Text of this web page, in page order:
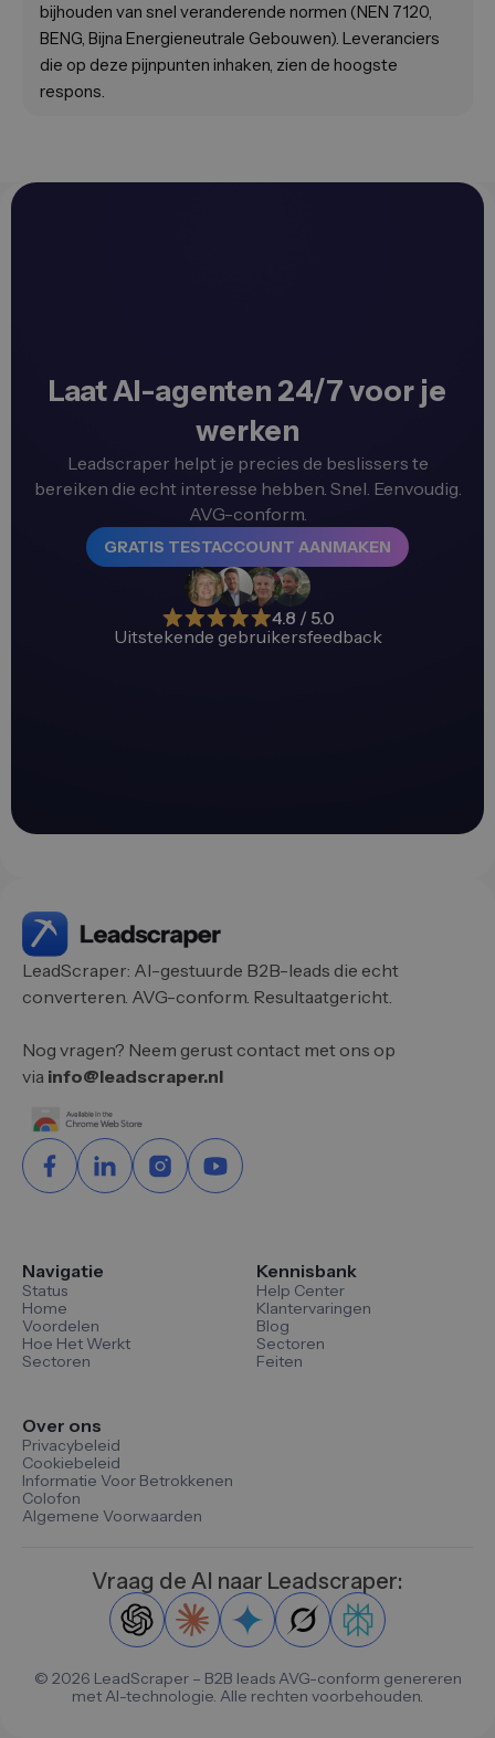
bijhouden van snel veranderende normen (NEN 7120,
BENG, Bijna Energieneutrale Gebouwen). Leveranciers
die op deze pijnpunten inhaken, zien de hoogste
respons.
Laat AI-agenten 24/7 voor je
werken
Leadscraper helpt je precies de beslissers te
bereiken die echt interesse hebben. Snel. Eenvoudig.
AVG-conform.
GRATIS TESTACCOUNT AANMAKEN
4.8 / 5.0
Uitstekende gebruikersfeedback
LeadScraper: AI-gestuurde B2B-leads die echt
converteren. AVG-conform. Resultaatgericht.
Nog vragen? Neem gerust contact met ons op
via info@leadscraper.nl
Navigatie
Status
Home
Voordelen
Hoe Het Werkt
Sectoren
Kennisbank
Help Center
Klantervaringen
Blog
Sectoren
Feiten
Over ons
Privacybeleid
Cookiebeleid
Informatie Voor Betrokkenen
Colofon
Algemene Voorwaarden
Vraag de AI naar Leadscraper:
© 2026 LeadScraper – B2B leads AVG-conform genereren
met AI-technologie. Alle rechten voorbehouden.